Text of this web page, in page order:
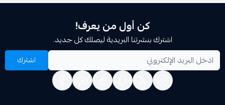
كن أول من يعرف!
اشترك بنشرتنا البريدية ليصلك كل جديد.